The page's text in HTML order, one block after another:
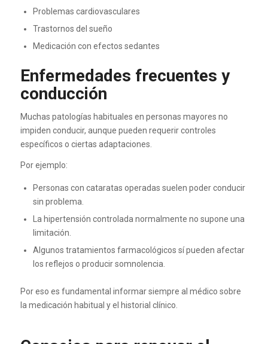
Problemas cardiovasculares
Trastornos del sueño
Medicación con efectos sedantes
Enfermedades frecuentes y
conducción
Muchas patologías habituales en personas mayores no
impiden conducir, aunque pueden requerir controles
específicos o ciertas adaptaciones.
Por ejemplo:
Personas con cataratas operadas suelen poder conducir
sin problema.
La hipertensión controlada normalmente no supone una
limitación.
Algunos tratamientos farmacológicos sí pueden afectar
los reflejos o producir somnolencia.
Por eso es fundamental informar siempre al médico sobre
la medicación habitual y el historial clínico.